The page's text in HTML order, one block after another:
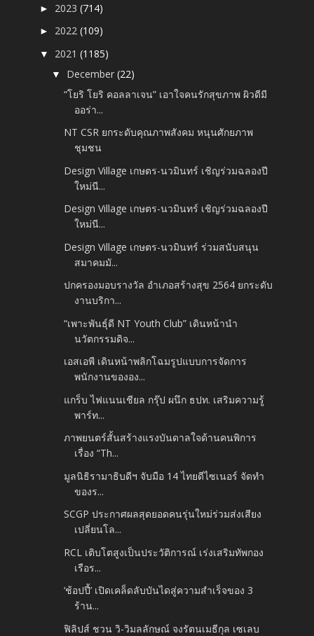
► 2023(714)
► 2022(109)
▼ 2021(1185)
▼ December(22)
“โยริ โยริ คอลลาเจน” เอาใจคนรักสุขภาพ ผิวดีมี
ออร่า...
NT CSR ยกระดับคุณภาพสังคม หนุนศักยภาพ
ชุมชน
Design Village เกษตร-นวมินทร์ เชิญร่วมฉลองปี
ใหม่นี...
Design Village เกษตร-นวมินทร์ เชิญร่วมฉลองปี
ใหม่นี...
Design Village เกษตร-นวมินทร์ ร่วมสนับสนุน
สมาคมมั...
ปกครองมอบรางวัล อำเภอสร้างสุข 2564 ยกระดับ
งานบริกา...
“เพาะพันธุ์ดี NT Youth Club” เดินหน้านำ
นวัตกรรมดิจ...
เอสเอพี เดินหน้าพลิกโฉมรูปแบบการจัดการ
พนักงานขององ...
แกร็บ ไฟแนนเชียล กรุ๊ป ผนึก ธปท. เสริมความรู้
พาร์ท...
ภาพยนตร์สั้นสร้างแรงบันดาลใจด้านคนพิการ
เรื่อง “Th...
มูลนิธิรามาธิบดีฯ จับมือ 14 ไทยดีไซเนอร์ จัดทำ
ของร...
SCGP ประกาศผลสุดยอดคนรุ่นใหม่ร่วมส่งเสียง
เปลี่ยนโล...
RCL เติบโตสูงเป็นประวัติการณ์ เร่งเสริมทัพกอง
เรือร...
‘ช้อปปี้’ เปิดเคล็ดลับบันไดสู่ความสำเร็จของ 3
ร้าน...
ฟิลิปส์ ชวน วิ-วิมลลักษณ์ จงรัตนเมธีกุล เซเลบ